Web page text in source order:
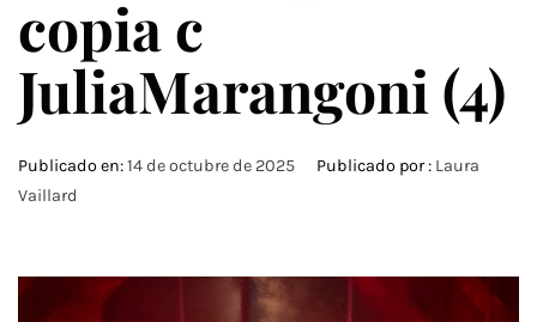
copia c
JuliaMarangoni (4)
Publicado en:14 de octubre de 2025 Publicado por : Laura
Vaillard